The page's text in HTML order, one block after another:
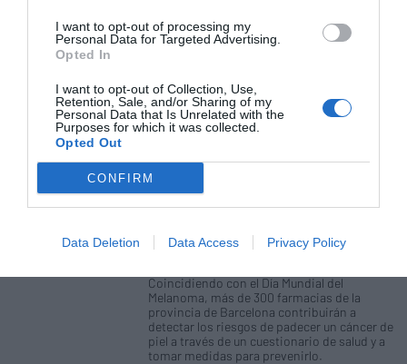
I want to opt-out of processing my
Personal Data for Targeted Advertising.
Opted In
I want to opt-out of Collection, Use,
Retention, Sale, and/or Sharing of my
Personal Data that Is Unrelated with the
Purposes for which it was collected.
Opted Out
CONFIRM
Data Deletion Data Access Privacy Policy
farmacias de Barcelona para prevenir y
detectar los riesgos de padecer un cáncer de
piel, consulta», que sigue en marcha a más
de 300 farmacias de la provincia hasta el 13
de junio, día Europeo de la Prevención del
Cáncer de Piel, con el patrocinio de Almirall,
Más de 300 farmacias de Barcelona
contribuirán a la prevención y
Noticias y novedades
Redacción
Coincidiendo con el Día Mundial del
Melanoma, más de 300 farmacias de la
provincia de Barcelona contribuirán a
detectar los riesgos de padecer un cáncer de
piel a través de un cuestionario de salud y a
tomar medidas para prevenirlo.